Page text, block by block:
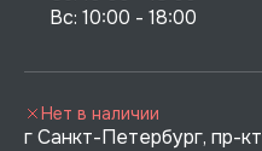
г Санкт-Петербург, пр-
Нет в наличии